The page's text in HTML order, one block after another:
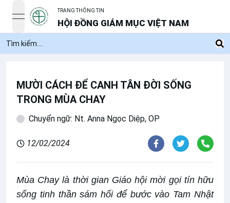
open navigation menu
TRANG THÔNG TIN
HỘI ĐỒNG GIÁM MỤC VIỆT NAM
MƯỜI CÁCH ĐỂ CANH TÂN ĐỜI SỐNG
TRONG MÙA CHAY
Chuyển ngữ: Nt. Anna Ngọc Diệp, OP
12/02/2024
Mùa Chay là thời gian Giáo hội mời gọi tín hữu
sống tinh thần sám hối để bước vào Tam Nhật